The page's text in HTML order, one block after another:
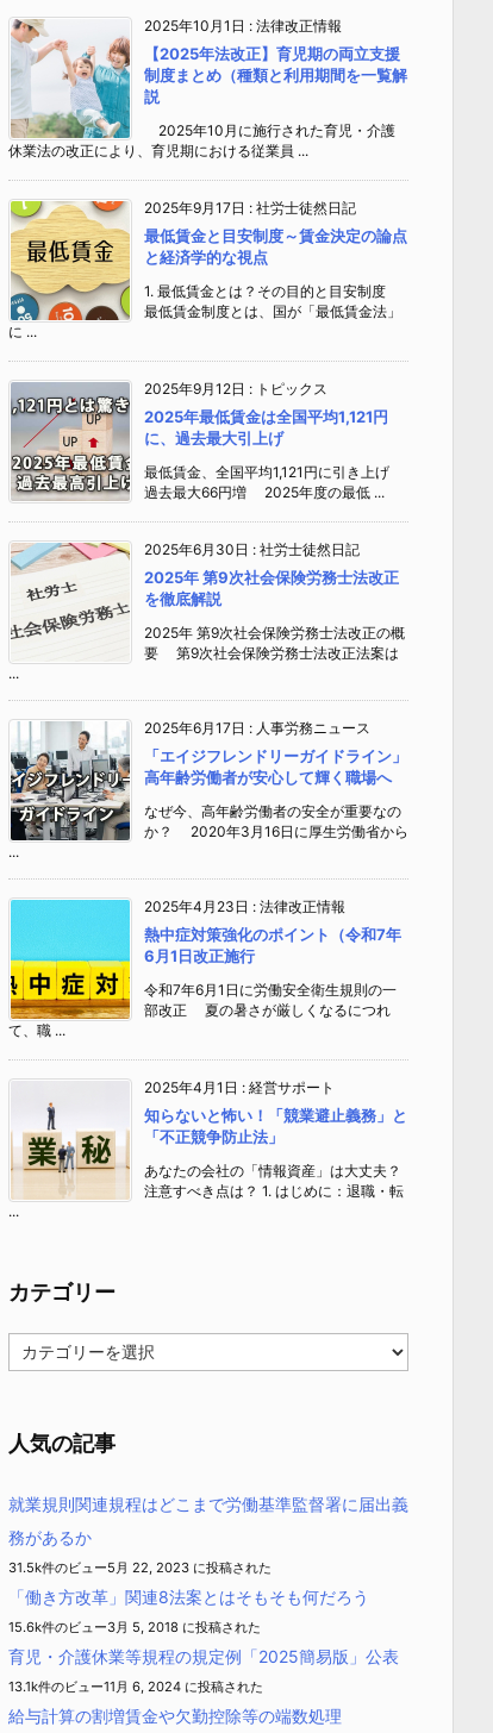
2025年10月1日 : 法律改正情報
【2025年法改正】育児期の両立支援
制度まとめ（種類と利用期間を一覧解
説
2025年10月に施行された育児・介護
休業法の改正により、育児期における従業員 ...
2025年9月17日 : 社労士徒然日記
最低賃金と目安制度～賃金決定の論点
と経済学的な視点
1. 最低賃金とは？その目的と目安制度
最低賃金制度とは、国が「最低賃金法」
に ...
2025年9月12日 : トピックス
2025年最低賃金は全国平均1,121円
に、過去最大引上げ
最低賃金、全国平均1,121円に引き上げ
過去最大66円増 2025年度の最低 ...
2025年6月30日 : 社労士徒然日記
2025年 第9次社会保険労務士法改正
を徹底解説
2025年 第9次社会保険労務士法改正の概
要 第9次社会保険労務士法改正法案は
...
2025年6月17日 : 人事労務ニュース
「エイジフレンドリーガイドライン」
高年齢労働者が安心して輝く職場へ
なぜ今、高年齢労働者の安全が重要なの
か？ 2020年3月16日に厚生労働省から
...
2025年4月23日 : 法律改正情報
熱中症対策強化のポイント（令和7年
6月1日改正施行
令和7年6月1日に労働安全衛生規則の一
部改正 夏の暑さが厳しくなるにつれ
て、職 ...
2025年4月1日 : 経営サポート
知らないと怖い！「競業避止義務」と
「不正競争防止法」
あなたの会社の「情報資産」は大丈夫？
注意すべき点は？ 1. はじめに：退職・転
...
カテゴリー
テ
ー
人気の記事
就業規則関連規程はどこまで労働基準監督署に届出義
務があるか
31.5k件のビュー5月 22, 2023 に投稿された
「働き方改革」関連8法案とはそもそも何だろう
15.6k件のビュー3月 5, 2018 に投稿された
育児・介護休業等規程の規定例「2025簡易版」公表
13.1k件のビュー11月 6, 2024 に投稿された
給与計算の割増賃金や欠勤控除等の端数処理